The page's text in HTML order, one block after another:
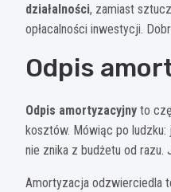
działalności, zamiast
opłacalności inwestycji.
Odpis
Odpis amortyzacyjny to
kosztów. Mówiąc po
nie znika z budżetu od razu.
Amortyzacja odzwierciedla